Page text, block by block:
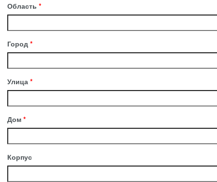
Область *
Город *
Улица *
Дом *
Корпус